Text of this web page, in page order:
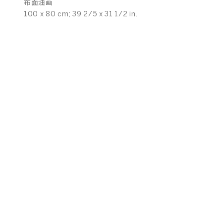
布面油画
100 x 80 cm; 39 2/5 x 31 1/2 in.